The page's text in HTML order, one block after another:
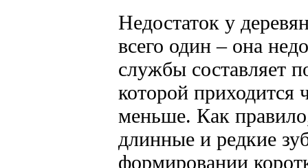
Недостаток у
всего один – она
службы составляет
которой приходится
меньше. Как
длинные и редкие
формировании